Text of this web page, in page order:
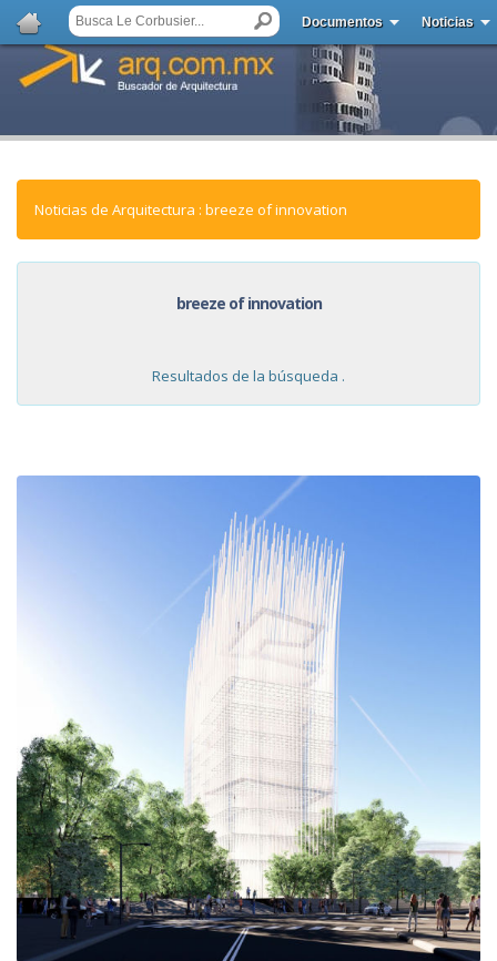
Documentos Noticias
Noticias de Arquitectura : breeze of innovation
breeze of innovation
Resultados de la búsqueda .